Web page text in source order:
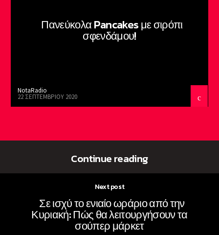
Πανεύκολα Pancakes με σιρόπι
σφενδάμου!
NotaRadio
22 ΣΕΠΤΕΜΒΡΊΟΥ 2020
Continue reading
Next post
Σε ισχύ το ενιαίο ωράριο από την
Κυριακή: Πώς θα λειτουργήσουν τα
σούπερ μάρκετ